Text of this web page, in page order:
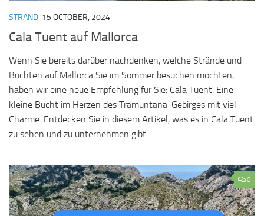
STRAND 15 OCTOBER, 2024
Cala Tuent auf Mallorca
Wenn Sie bereits darüber nachdenken, welche Strände und
Buchten auf Mallorca Sie im Sommer besuchen möchten,
haben wir eine neue Empfehlung für Sie: Cala Tuent. Eine
kleine Bucht im Herzen des Tramuntana-Gebirges mit viel
Charme. Entdecken Sie in diesem Artikel, was es in Cala Tuent
zu sehen und zu unternehmen gibt.
0